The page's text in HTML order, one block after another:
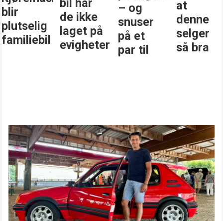
blir
plutselig
familiebil
bil har
de ikke
laget på
evigheter
– og
snuser
på et
par til
at
denne
selger
så bra